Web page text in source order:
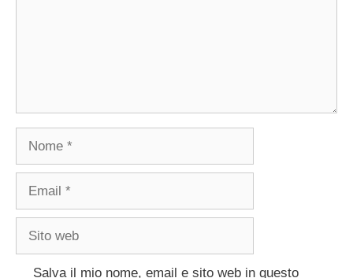
Nome
Email
Sito
Salva il mio nome, email e sito web in questo